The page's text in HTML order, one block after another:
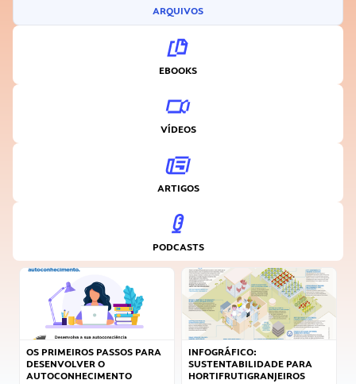
ARQUIVOS
EBOOKS
VÍDEOS
ARTIGOS
PODCASTS
OS PRIMEIROS PASSOS PARA
DESENVOLVER O
AUTOCONHECIMENTO
INFOGRÁFICO:
SUSTENTABILIDADE PARA
HORTIFRUTIGRANJEIROS